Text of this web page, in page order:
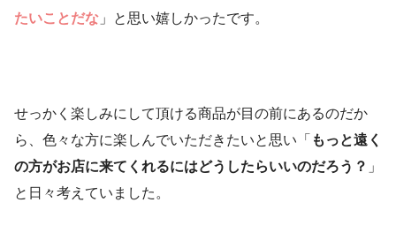
たいことだな 」と思い嬉しかったです。
せっかく楽しみにして頂ける商品が目の前にあるのだか
ら、色々な方に楽しんでいただきたいと思い「 もっと遠く
の方がお店に来てくれるにはどうしたらいいのだろう？ 」
と日々考えていました。